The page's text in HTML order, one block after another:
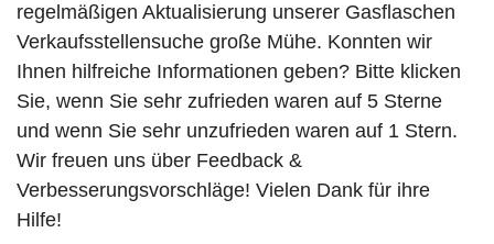
regelmäßigen Aktualisierung unserer Gasflaschen
Verkaufsstellensuche große Mühe. Konnten wir
Ihnen hilfreiche Informationen geben? Bitte klicken
Sie, wenn Sie sehr zufrieden waren auf 5 Sterne
und wenn Sie sehr unzufrieden waren auf 1 Stern.
Wir freuen uns über Feedback &
Verbesserungsvorschläge! Vielen Dank für ihre
Hilfe!